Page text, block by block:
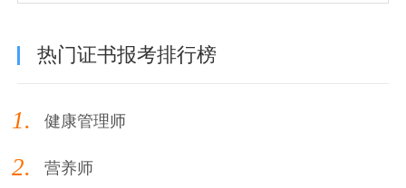
热门证书报考排行榜
1. 健康管理师
2. 营养师